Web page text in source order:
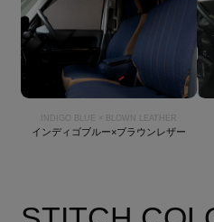
INDIGO BLUE × BLOWN LEATHER
インディゴブルー×ブラウンレザー